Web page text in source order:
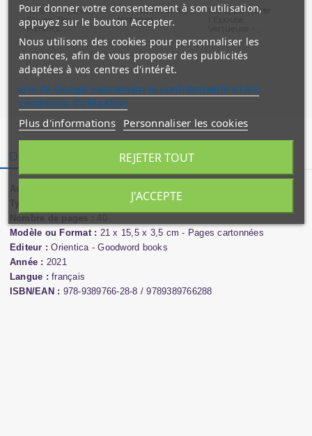
La Bienfaisance
Envers Tes
Parents,...
40 Hadiths et 40
Histoires ... -...
Les Qualités de
Description Détails du produit
Modèle ou Format : 21 x 15,5 x 3,5 cm - Pages cartonnées
Editeur : Orientica - Goodword books
Année : 2021
Langue : français
ISBN/EAN : 978-9389766-28-8 / 9789389766288
Pour donner votre consentement à son utilisation,
appuyez sur le bouton Accepter.
Nous utilisons des cookies pour personnaliser les
annonces, afin de vous proposer des publicités
adaptées à vos centres d'intérêt.
site de Google concernant la confidentialité et les
conditions d'utilisation
Plus d'informations Personnaliser les cookies
REJETER TOUT
J'ACCEPTE